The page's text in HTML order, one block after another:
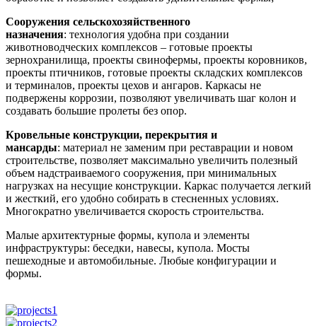
Сооружения сельскохозяйственного
назначения: технология удобна при создании
животноводческих комплексов – готовые проекты
зернохранилища, проекты свинофермы, проекты коровников,
проекты птичников, готовые проекты складских комплексов
и терминалов, проекты цехов и ангаров. Каркасы не
подвержены коррозии, позволяют увеличивать шаг колон и
создавать большие пролеты без опор.
Кровельные конструкции, перекрытия и
мансарды: материал не заменим при реставрации и новом
строительстве, позволяет максимально увеличить полезный
объем надстраиваемого сооружения, при минимальных
нагрузках на несущие конструкции. Каркас получается легкий
и жесткий, его удобно собирать в стесненных условиях.
Многократно увеличивается скорость строительства.
Малые архитектурные формы, купола и элементы
инфраструктуры: беседки, навесы, купола. Мосты
пешеходные и автомобильные. Любые конфигурации и
формы.